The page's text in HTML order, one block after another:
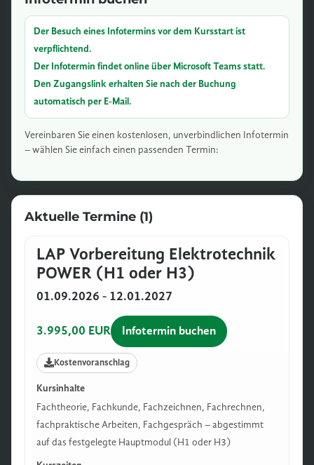
Der Besuch eines Infotermins vor dem Kursstart ist
verpflichtend.
Der Infotermin findet online über Microsoft Teams statt.
Den Zugangslink erhalten Sie nach der Buchung
automatisch per E-Mail.
Vereinbaren Sie einen kostenlosen, unverbindlichen Infotermin
– wählen Sie einfach einen passenden Termin:
Aktuelle Termine (1)
LAP Vorbereitung Elektrotechnik
POWER (H1 oder H3)
01.09.2026 - 12.01.2027
3.995,00 EUR Infotermin buchen
Kostenvoranschlag
Kursinhalte
Fachtheorie, Fachkunde, Fachzeichnen, Fachrechnen,
fachpraktische Arbeiten, Fachgespräch – abgestimmt
auf das festgelegte Hauptmodul (H1 oder H3)